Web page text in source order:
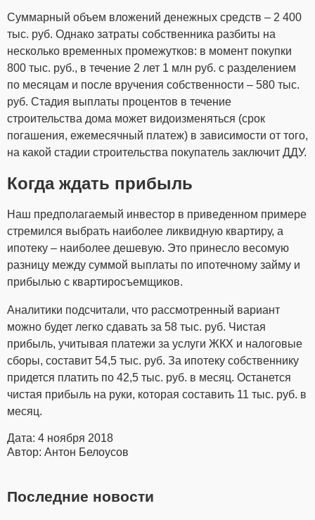
Суммарный объем вложений денежных средств – 2 400
тыс. руб. Однако затраты собственника разбиты на
несколько временных промежутков: в момент покупки
800 тыс. руб., в течение 2 лет 1 млн руб. с разделением
по месяцам и после вручения собственности – 580 тыс.
руб. Стадия выплаты процентов в течение
строительства дома может видоизменяться (срок
погашения, ежемесячный платеж) в зависимости от того,
на какой стадии строительства покупатель заключит ДДУ.
Когда ждать прибыль
Наш предполагаемый инвестор в приведенном примере
стремился выбрать наиболее ликвидную квартиру, а
ипотеку – наиболее дешевую. Это принесло весомую
разницу между суммой выплаты по ипотечному займу и
прибылью с квартиросъемщиков.
Аналитики подсчитали, что рассмотренный вариант
можно будет легко сдавать за 58 тыс. руб. Чистая
прибыль, учитывая платежи за услуги ЖКХ и налоговые
сборы, составит 54,5 тыс. руб. За ипотеку собственнику
придется платить по 42,5 тыс. руб. в месяц. Останется
чистая прибыль на руки, которая составить 11 тыс. руб. в
месяц.
Дата: 4 ноября 2018
Автор: Антон Белоусов
Последние новости